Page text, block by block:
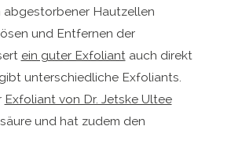
abgestorbener Hautzellen
und Entfernen der
ein guter Exfoliant auch direkt
unterschiedliche Exfoliants.
Exfoliant von Dr. Jetske Ultee
und hat zudem den